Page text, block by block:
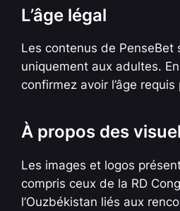
L’âge légal
Les contenus de PenseBet
uniquement aux adultes.
confirmez avoir l’âge
À propos des
Les images et logos
compris ceux de la RD
l’Ouzbékistan liés aux